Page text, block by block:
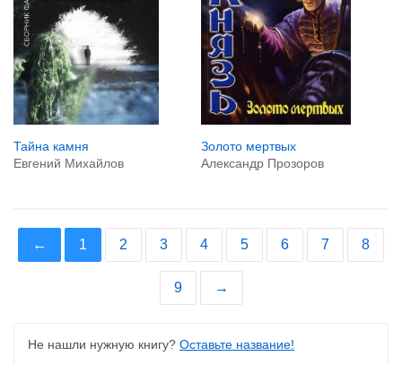
Тайна камня
Евгений Михайлов
Золото мертвых
Александр Прозоров
← 1 2 3 4 5 6 7 8
9 →
Не нашли нужную книгу? Оставьте название!